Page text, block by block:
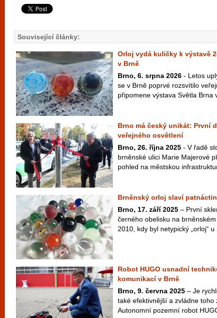
Související články:
Orloj vydá kuličky k výstavě
v Brně
Brno, 6. srpna 2026 - Letos
se v Brně poprvé rozsvítilo
připomene výstava Světla Brna
Brno má český unikát: První
veřejného osvětlení
Brno, 26. října 2025 - V řadě
brněnské ulici Marie Majerové
pohled na městskou
Brněnský orloj slaví
Brno, 17. září 2025 – První
černého obelisku na
2010, kdy byl netypický „orloj“
Robot HUGO usnadní
komunikací v Brně
Brno, 9. června 2025 – Je
také efektivnější a zvládne
Autonomní pozemní robot